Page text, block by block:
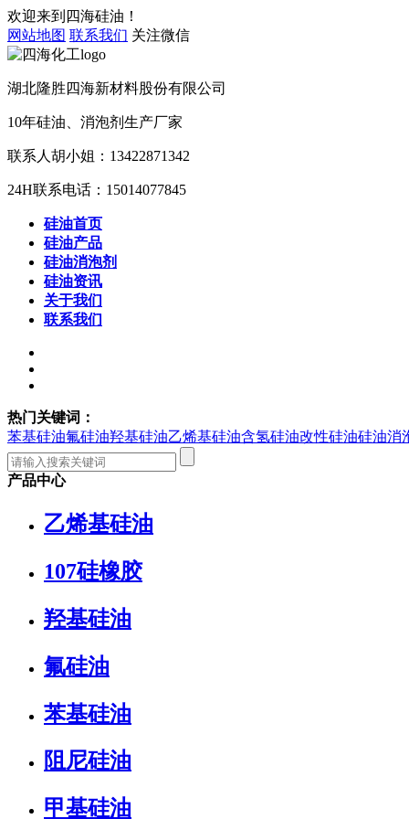
欢迎来到四海硅油！
网站地图 联系我们 关注微信
湖北隆胜四海新材料股份有限公司
10年硅油、消泡剂 生产厂家
联系人胡小姐： 13422871342
24H联系电话： 15014077845
硅油首页
硅油产品
硅油消泡剂
硅油资讯
关于我们
联系我们
热门关键词：
苯基硅油氟硅油羟基硅油乙烯基硅油含氢硅油改性硅油硅油消
产品中心
乙烯基硅油
107硅橡胶
羟基硅油
氟硅油
苯基硅油
阻尼硅油
甲基硅油